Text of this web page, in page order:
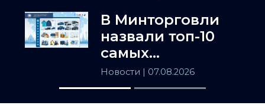
Азию
В Минторговли
назвали топ-10
самых
популярных
товаров в
Казахстане
Новости | 07.08.2026